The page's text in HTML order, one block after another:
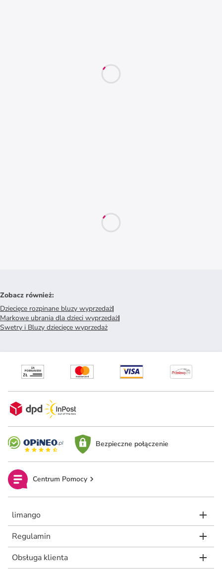
Zobacz również:
Dziecięce rozpinane bluzy wyprzedaż|
Markowe ubrania dla dzieci wyprzedaż|
Swetry i Bluzy dziecięce wyprzedaż
Bezpieczne połączenie
Centrum Pomocy
limango
Regulamin
Obsługa klienta